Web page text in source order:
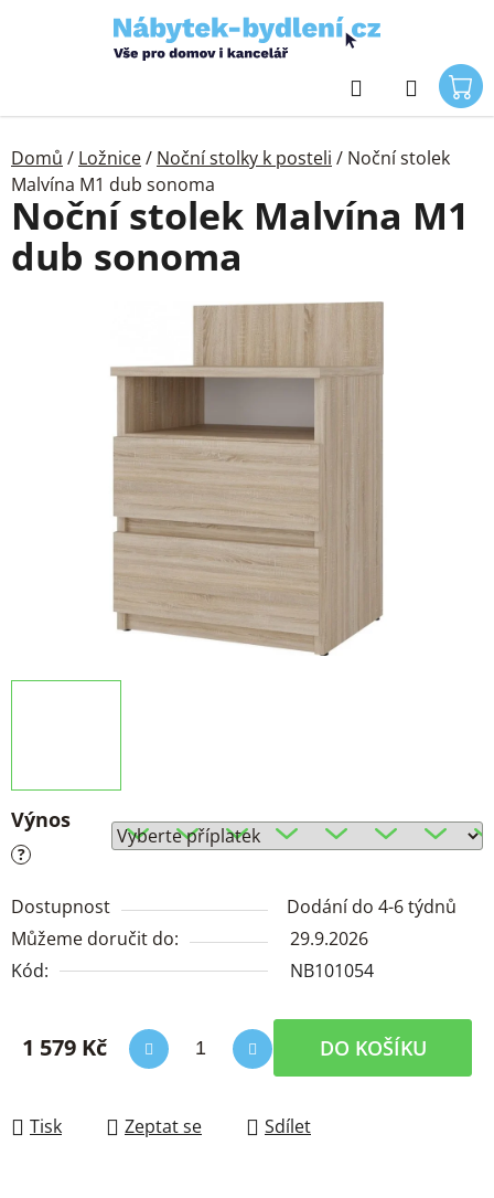
Hledat
Domů / Ložnice/ Noční stolky k posteli / Noční stolek
Malvína M1 dub sonoma
Výnos
?
Dostupnost
Dodání do 4-6 týdnů
Můžeme doručit do:
29.9.2026
Kód:
NB101054
1 579 Kč DO KOŠÍKU
Tisk Zeptat se Sdílet
Noční stolek Malvína M1
dub sonoma